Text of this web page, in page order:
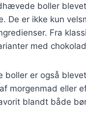
boller
De er ikke kun
Fra
med
boller er også
morgenmad eller
blandt både